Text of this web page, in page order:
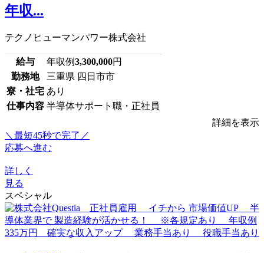
年収...
テクノヒューマンパワー株式会社
給与 年収例3,300,000円
勤務地
三重県 四日市市
寮・社宅 あり
仕事内容 半導体サポート職・正社員
詳細を表示
＼最短45秒で完了／
応募へ進む
詳しく
見る
スペシャル